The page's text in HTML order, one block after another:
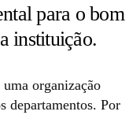
para o bom
instituição.
organização
departamentos. Por